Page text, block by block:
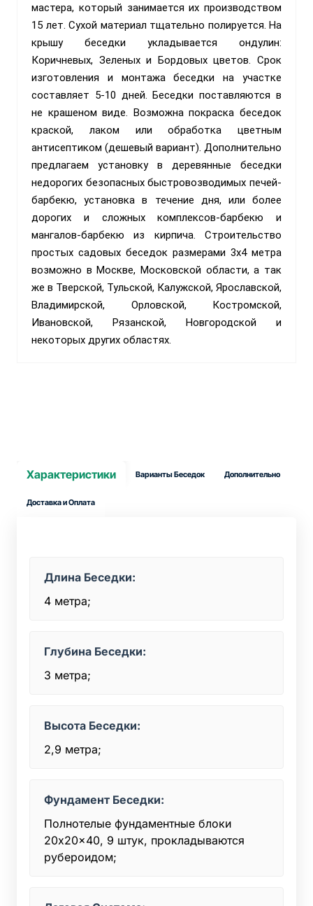
мастера, который занимается их производством
15 лет. Сухой материал тщательно полируется. На
крышу беседки укладывается ондулин:
Коричневых, Зеленых и Бордовых цветов. Срок
изготовления и монтажа беседки на участке
составляет 5-10 дней. Беседки поставляются в
не крашеном виде. Возможна покраска беседок
краской, лаком или обработка цветным
антисептиком (дешевый вариант). Дополнительно
предлагаем установку в деревянные беседки
недорогих безопасных быстровозводимых печей-
барбекю, установка в течение дня, или более
дорогих и сложных комплексов-барбекю и
мангалов-барбекю из кирпича. Строительство
простых садовых беседок размерами 3х4 метра
возможно в Москве, Московской области, а так
же в Тверской, Тульской, Калужской, Ярославской,
Владимирской, Орловской, Костромской,
Ивановской, Рязанской, Новгородской и
некоторых других областях.
Характеристики Варианты Беседок Дополнительно
Доставка и Оплата
Длина Беседки:
4 метра;
Глубина Беседки:
3 метра;
Высота Беседки:
2,9 метра;
Фундамент Беседки:
Полнотелые фундаментные блоки
20x20x40, 9 штук, прокладываются
рубероидом;